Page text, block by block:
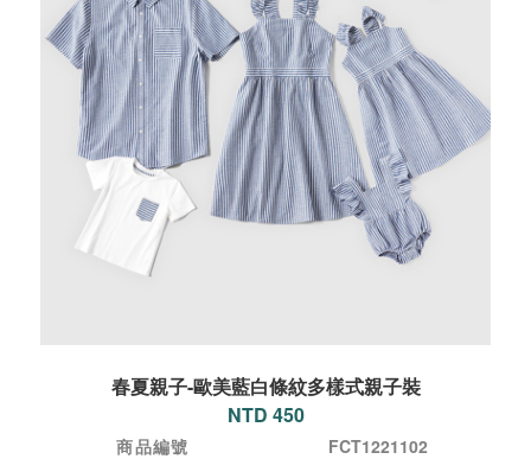
春夏親子-歐美藍白條紋多樣式親子裝
NTD 450
商品編號
FCT1221102